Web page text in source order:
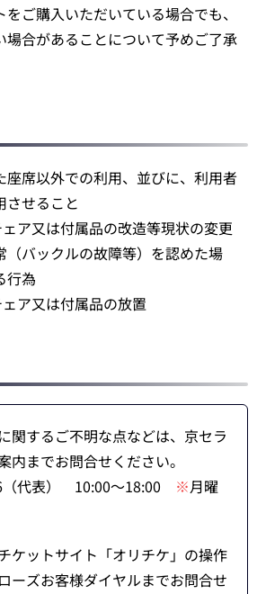
ご購入いただいている場合でも、
場合があることについて予めご了承
座席以外での利用、並びに、利用者
させること
ア又は付属品の改造等現状の変更
（バックルの故障等）を認めた場
行為
ア又は付属品の放置
関するご不明な点などは、京セラ
までお問合せください。
（代表） 10:00～18:00 ※月曜
ケットサイト「オリチケ」の操作
ーズお客様ダイヤルまでお問合せ